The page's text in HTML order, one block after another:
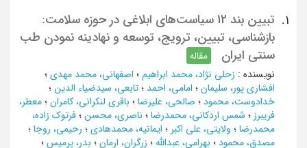
1.
تبیین بند 12 سیاست‌های ابلاغی در حوزه سلامت:
بازشناسی، تبیین، ترویج، توسعه و نهادینه نمودن طب
سنتی ایران
مقاله
نویسنده : زحلی نژاد، محمد ابراهیم ؛ اصفهانی، محمد مهدی ؛
افشاری پور، سلیمان ؛ امامی، احمد ؛ تابعی، سیدضیاء الدین ؛
خدادوست، محمود ؛ صالحی، علیرضا ؛ باقری لنکرانی، کامران ؛ معطر،
فریبرز ؛ شمس اردکانی، محمدرضا ؛ ناصری، محسن ؛ فرتوک زاده،
محمدرضا ؛ ولایتی، علی اکبر ؛ ایمانیه، محمدهادی ؛ رحیمی، روجا ؛
مصدق، محمود ؛ بهرامی، عبدالله ؛ زرگران، ارمان ؛ بدر، پرمیس ؛